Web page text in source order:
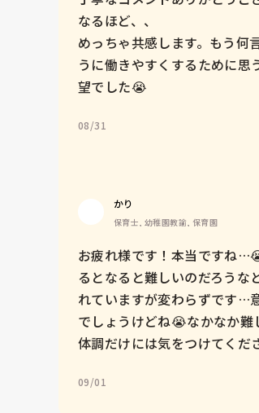
なるほど、、
めっちゃ共感します。もう何
うに働きやすくするために
望でした😭
08/31
かり
保育士, 幼稚園教諭, 保育園
お疲れ様です！本当ですね
るとなると難しいのだろうな
れていますが変わらずです…
でしょうけどね😭なかなか
体調だけには気をつけてくだ
09/01